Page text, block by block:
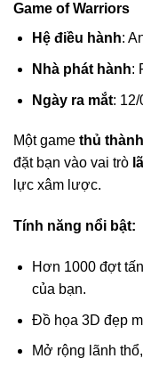
Game of Warriors
Hệ điều hành:
Nhà phát hành:
Ngày ra mắt: 12/
Một game thủ
đặt bạn vào vai trò
lực xâm lược.
Tính năng nổi bật:
Hơn 1000 đợt
của bạn.
Đồ họa 3D đẹp
Mở rộng lãnh